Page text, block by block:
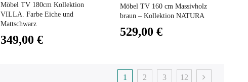
Möbel TV 180cm Kollektion
VILLA. Farbe Eiche und
Mattschwarz
349,00 €
Möbel TV 160 cm Massivholz
braun – Kollektion NATURA
529,00 €
1 2 3 12